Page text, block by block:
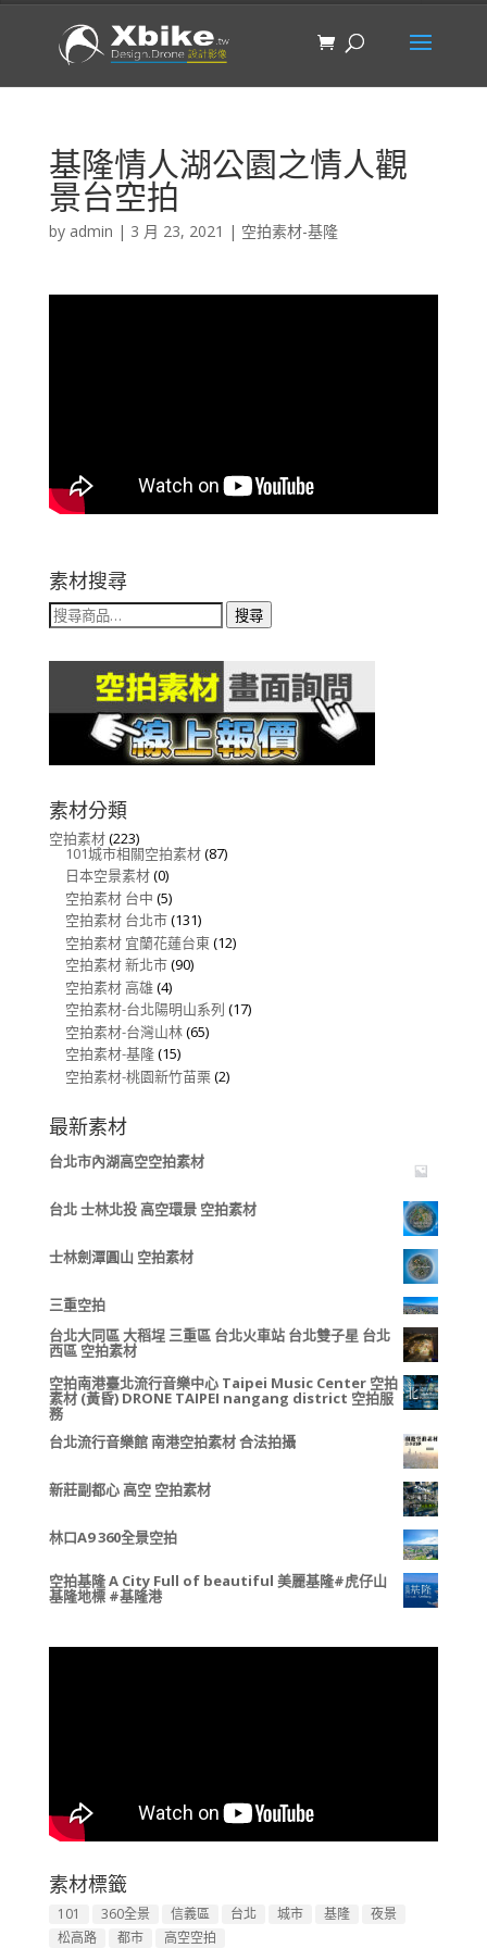
基隆情人湖公園之情人觀
景台空拍
by admin | 3 月 23, 2021 | 空拍素材-基隆
素材搜尋
搜
尋 搜尋
素材分類
空拍素材(223)
101城市相關空拍素材(87)
日本空景素材(0)
空拍素材 台中 (5)
空拍素材 台北市(131)
空拍素材 宜蘭花蓮台東(12)
空拍素材 新北市(90)
空拍素材 高雄 (4)
空拍素材-台北陽明山系列 (17)
空拍素材-台灣山林(65)
空拍素材-基隆(15)
空拍素材-桃園新竹苗栗(2)
最新素材
台北市內湖高空空拍素材
台北 士林北投 高空環景 空拍素材
士林劍潭圓山 空拍素材
三重空拍
台北大同區 大稻埕 三重區 台北火車站 台北雙子星 台北
西區 空拍素材
空拍南港臺北流行音樂中心 Taipei Music Center 空拍
素材 (黃昏) DRONE TAIPEI nangang district 空拍服
務
台北流行音樂館 南港空拍素材 合法拍攝
新莊副都心 高空 空拍素材
林口A9 360全景空拍
空拍基隆 A City Full of beautiful 美麗基隆#虎仔山
基隆地標 #基隆港
素材標籤
101 360全景 信義區 台北 城市 基隆
夜景
松高路
都市 高空空拍